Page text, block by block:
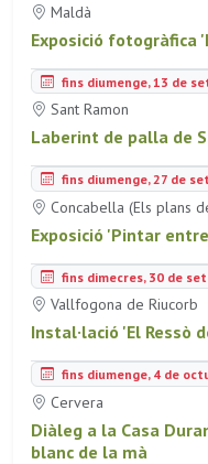
Maldà
Exposició fotogràfica
fins diumenge, 13 de
Sant Ramon
Laberint de palla de
fins diumenge, 27 de
Concabella (Els plans
Exposició 'Pintar
fins dimecres, 30 de
Vallfogona de Riucorb
Instal·lació 'El Ressò
fins diumenge, 4 de
Cervera
Diàleg a la Casa
blanc de la mà